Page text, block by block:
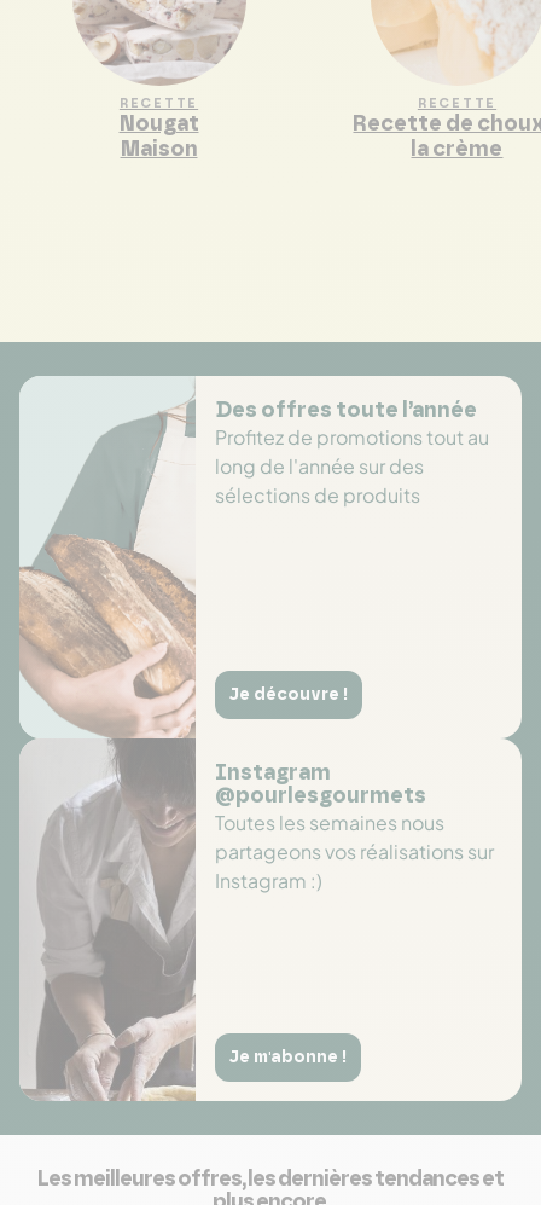
RECETTE
Nougat
Maison
RECETTE
Recette de
la crème
Des offres toute l’année
Profitez de promotions tout au
long de l'année sur des
sélections de produits
Je découvre !
Instagram
@pourlesgourmets
Toutes les semaines nous
partageons vos réalisations sur
Instagram :)
Je m'abonne !
Les meilleures offres, les dernières tendances et